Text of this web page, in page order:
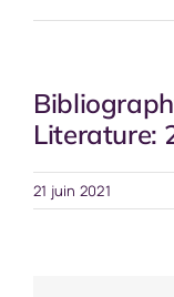
Literature:
21 juin 2021